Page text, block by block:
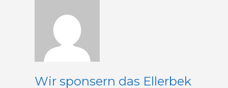
Wir sponsern das Ellerbek